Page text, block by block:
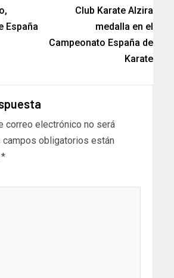
España
Club Karate Alzira
medalla en el
Campeonato España de
Karate
correo electrónico no será
campos obligatorios están
*